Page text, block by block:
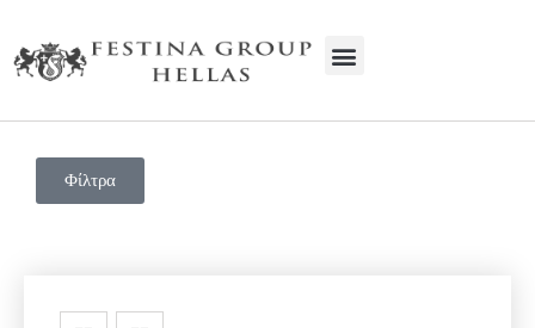
FESTINA GROUP HELLAS
Ρολόγια | Service | Κοσμήματα
ΑΡΧΙΚΗ
Φίλτρα